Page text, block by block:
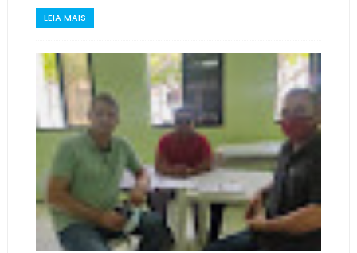
LEIA MAIS